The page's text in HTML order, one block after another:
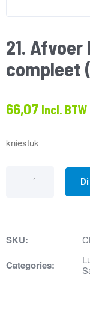
21.
compleet
66,07 Incl. BTW
kniestuk
Afvoer
2008
aantal
SKU:
Categories: